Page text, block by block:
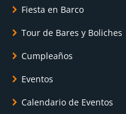
Fiesta en Barco
Tour de Bares y Boliches
Cumpleaños
Eventos
Calendario de Eventos